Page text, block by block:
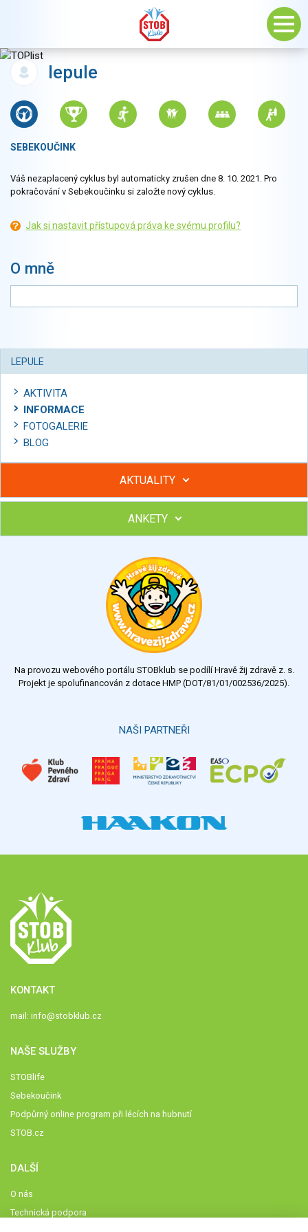
lepule
SEBEKOUČINK
Váš nezaplacený cyklus byl automaticky zrušen dne 8. 10. 2021. Pro
pokračování v Sebekoučinku si založte nový cyklus.
Jak si nastavit přístupová práva ke svému profilu?
O mně
LEPULE
AKTIVITA
INFORMACE
FOTOGALERIE
BLOG
AKTUALITY
Hubněte s podporou lektorky a skupiny v kurzech STOBu
Chcete poradit s hubnutím? Najděte si odborníka STOBu ve
ANKETY
Výsledky Všechny ankety
Na provozu webového portálu STOBklub se podílí Hravě žij zdravě z. s.
Projekt je spolufinancován z dotace HMP (DOT/81/01/002536/2025).
NAŠI PARTNEŘI
KONTAKT
mail: info@stobklub.cz
NAŠE SLUŽBY
STOBlife
Sebekoučink
Podpůrný online program při lécích na hubnutí
STOB.cz
DALŠÍ
O nás
Technická podpora